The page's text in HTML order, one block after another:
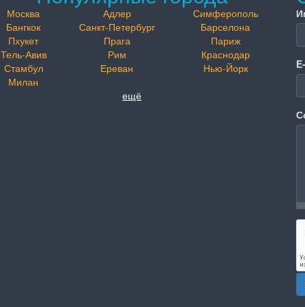
Москва Адлер
Симферополь
Бангкок
Санкт-Петербург
Барселона
Пхукет
Прага
Париж
Тель-Авив
Рим
Краснодар
Стамбул
Ереван
Нью-Йорк
Милан
ещё